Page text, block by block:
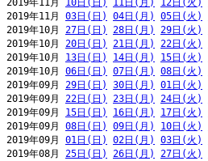
2019年11月 10日(日) 11日(月) 12日(火)
2019年11月 03日(日) 04日(月) 05日(火)
2019年10月 27日(日) 28日(月) 29日(火)
2019年10月 20日(日) 21日(月) 22日(火)
2019年10月 13日(日) 14日(月) 15日(火)
2019年10月 06日(日) 07日(月) 08日(火)
2019年09月 29日(日) 30日(月) 01日(火)
2019年09月 22日(日) 23日(月) 24日(火)
2019年09月 15日(日) 16日(月) 17日(火)
2019年09月 08日(日) 09日(月) 10日(火)
2019年09月 01日(日) 02日(月) 03日(火)
2019年08月 25日(日) 26日(月) 27日(火)